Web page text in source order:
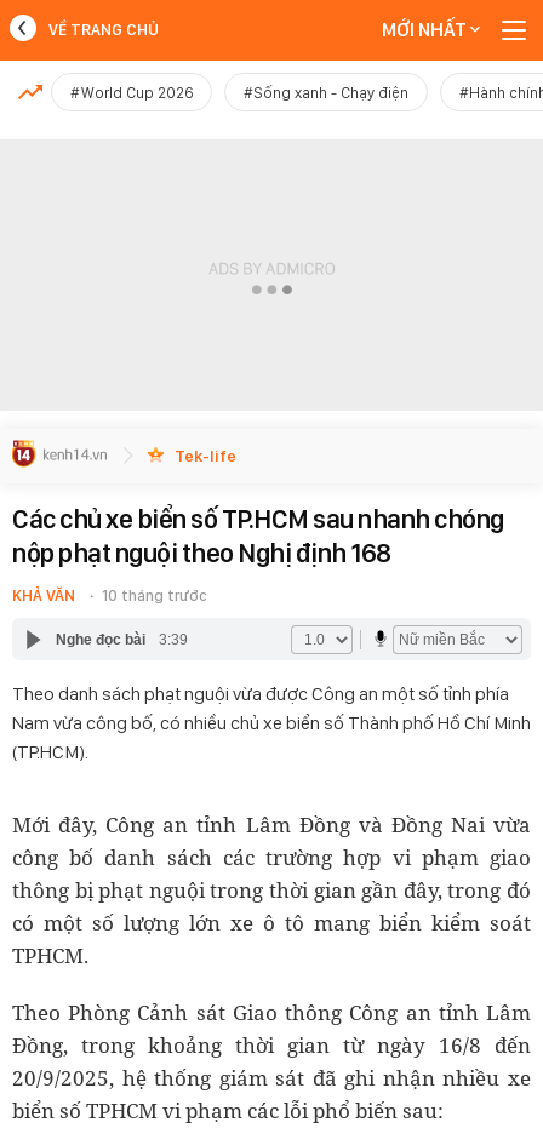
MỚI NHẤT
VỀ TRANG CHỦ MỚI NHẤT
#World Cup 2026 #Sống xanh - Chạy điện #Hành
Tek-life
Các chủ xe biển số TP.HCM sau nhanh chóng
nộp phạt nguội theo Nghị định 168
KHẢ VĂN 10 tháng trước
Nghe đọc bài 3:39
Theo danh sách phạt nguội vừa được Công an một số tỉnh phía
Nam vừa công bố, có nhiều chủ xe biển số Thành phố Hồ Chí Minh
(TP.HCM).
Mới đây, Công an tỉnh Lâm Đồng và Đồng Nai vừa
công bố danh sách các trường hợp vi phạm giao
thông bị phạt nguội trong thời gian gần đây, trong đó
có một số lượng lớn xe ô tô mang biển kiểm soát
TPHCM.
Theo Phòng Cảnh sát Giao thông Công an tỉnh Lâm
Đồng, trong khoảng thời gian từ ngày 16/8 đến
20/9/2025, hệ thống giám sát đã ghi nhận nhiều xe
biển số TPHCM vi phạm các lỗi phổ biến sau: